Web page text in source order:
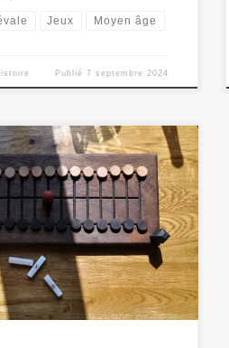
Jeux Moyen âge
Publié 7 septembre 2024
diable) - un jeu de
la stratégie se combine au hasard